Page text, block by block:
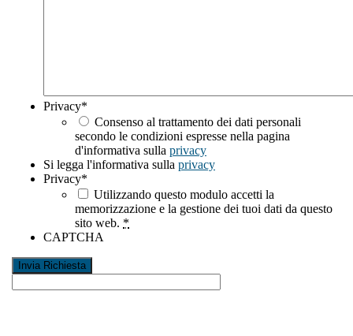
Privacy*
Consenso al trattamento dei dati personali
secondo le condizioni espresse nella pagina
d'informativa sulla privacy
Si legga l'informativa sulla privacy
Privacy*
Utilizzando questo modulo accetti la
memorizzazione e la gestione dei tuoi dati da questo
sito web. *
CAPTCHA